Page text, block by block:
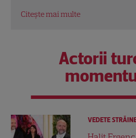
Citește mai multe
Actorii
VEDETE